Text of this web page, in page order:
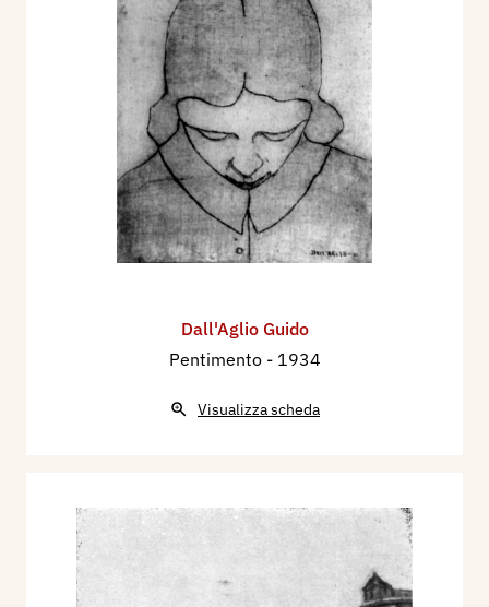
Dall'Aglio Guido
Pentimento - 1934
Visualizza scheda